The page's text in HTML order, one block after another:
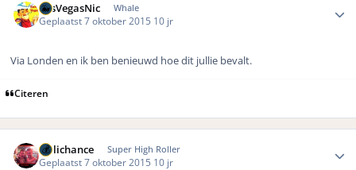
LasVegasNic Whale
Geplaatst7 oktober 2015 10 jr
Via Londen en ik ben benieuwd hoe dit jullie bevalt.
Citeren
Hillichance Super High Roller
Geplaatst7 oktober 2015 10 jr